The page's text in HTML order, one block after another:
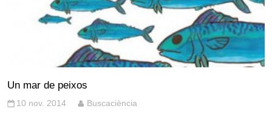
Un mar de peixos
10 nov. 2014 Buscaciència